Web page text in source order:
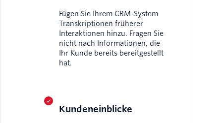
Fügen Sie Ihrem CRM-System
Transkriptionen früherer
Interaktionen hinzu. Fragen Sie
nicht nach Informationen, die
Ihr Kunde bereits bereitgestellt
hat.
Kundeneinblicke